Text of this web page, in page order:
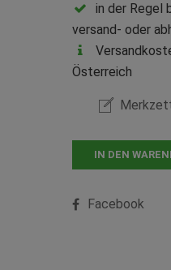
in der Regel
versand- oder
Österreich
IN DEN
Facebook